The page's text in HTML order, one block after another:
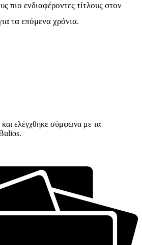
πιο ενδιαφέροντες τίτλους στον
τα επόμενα χρόνια.
ελέγχθηκε σύμφωνα με τα